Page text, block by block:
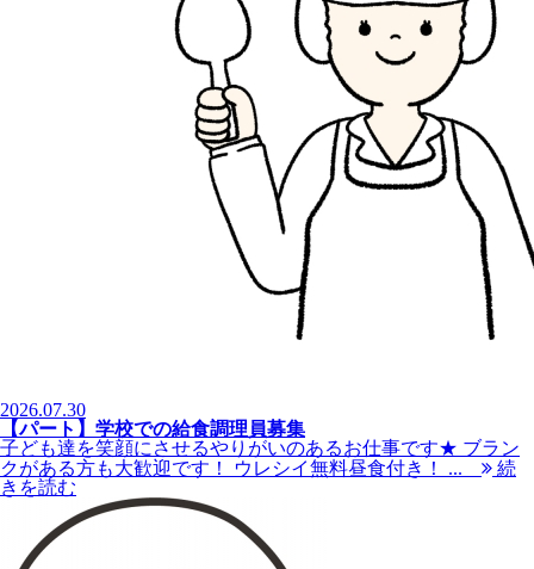
2026.07.30
【パート】学校での給食調理員募集
子ども達を笑顔にさせるやりがいのあるお仕事です★ ブラン
クがある方も大歓迎です！ ウレシイ無料昼食付き！ ...
続
きを読む